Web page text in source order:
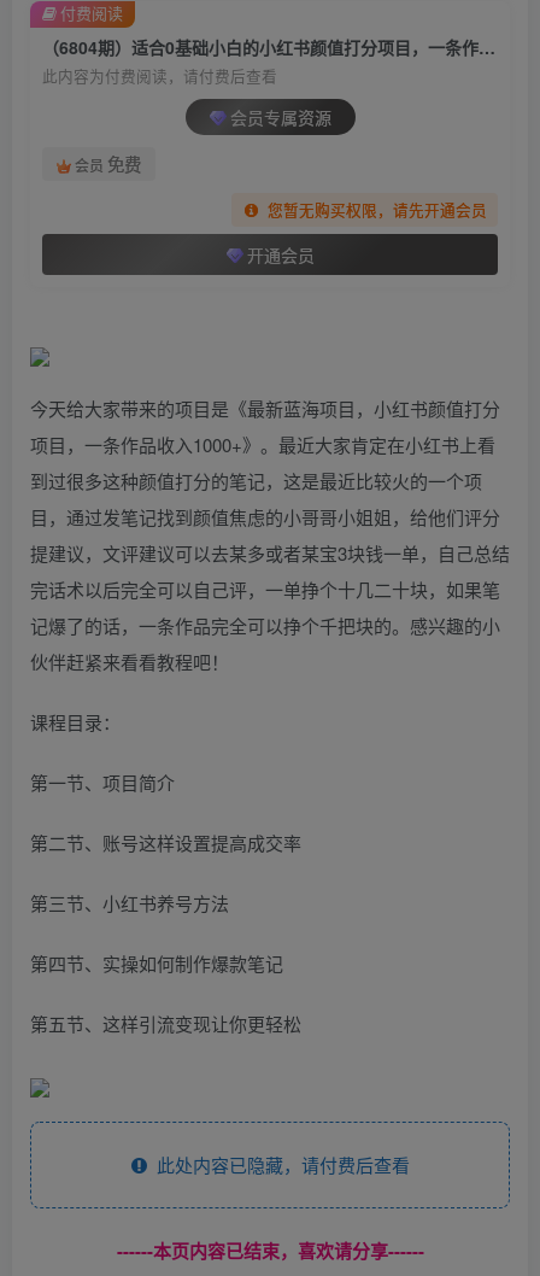
（6804期）适合0基础小白的小红书颜值打分项目，一条作品收入1000+
此内容为付费阅读，请付费后查看
会员专属资源
会员 免费
您暂无购买权限，请先开通会员
开通会员
付费阅读
今天给大家带来的项目是《最新蓝海项目，小红书颜值打分
项目，一条作品收入1000+》。最近大家肯定在小红书上看
到过很多这种颜值打分的笔记，这是最近比较火的一个项
目，通过发笔记找到颜值焦虑的小哥哥小姐姐，给他们评分
提建议，文评建议可以去某多或者某宝3块钱一单，自己总结
完话术以后完全可以自己评，一单挣个十几二十块，如果笔
记爆了的话，一条作品完全可以挣个千把块的​。感兴趣的小
伙伴赶紧来看看教程吧​！
课程目录：
第一节、项目简介​
第二节、账号这样设置提高成交率
第三节、小红书养号方法
第四节、实操如何制作爆款笔记
第五节、这样引流变现让你更轻松
此处内容已隐藏，请付费后查看
------本页内容已结束，喜欢请分享------